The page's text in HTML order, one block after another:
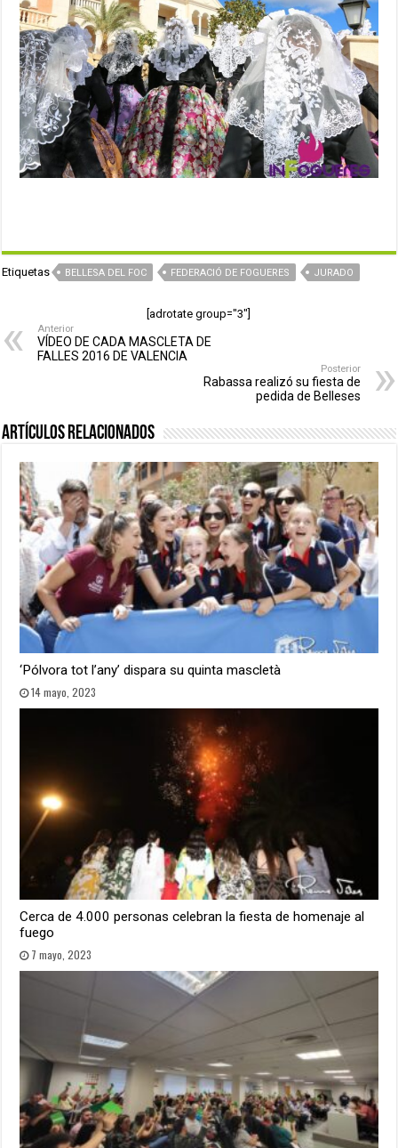
Etiquetas BELLESA DEL FOC FEDERACIÓ DE FOGUERES JURADO
[adrotate group="3"]
Anterior
VÍDEO DE CADA MASCLETA DE
FALLES 2016 DE VALENCIA
Posterior
Rabassa realizó su fiesta de
pedida de Belleses
Artículos relacionados
‘Pólvora tot l’any’ dispara su quinta mascletà
14 mayo, 2023
Cerca de 4.000 personas celebran la fiesta de homenaje al
fuego
7 mayo, 2023